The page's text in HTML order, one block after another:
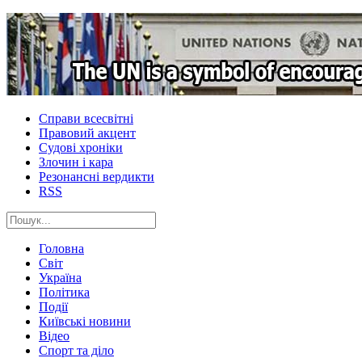
Справи всесвітні
Правовий акцент
Судові хроніки
Злочин і кара
Резонансні вердикти
RSS
Головна
Світ
Україна
Політика
Події
Київські новини
Відео
Спорт та діло